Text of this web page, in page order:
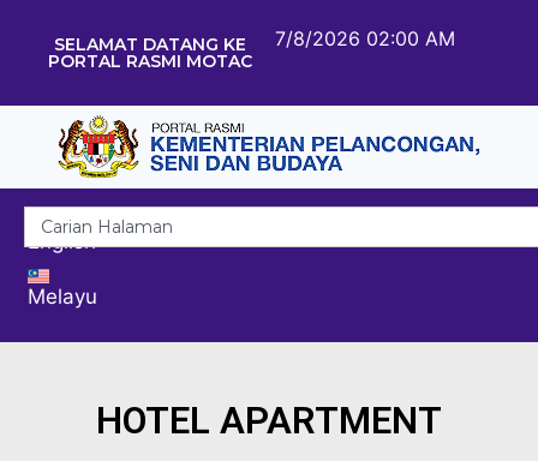
SELAMAT DATANG KE
PORTAL RASMI MOTAC
7/8/2026 02:00 AM
English
Melayu
HOTEL APARTMENT